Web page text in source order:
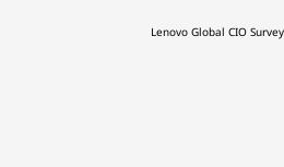
Lenovo Global CIO